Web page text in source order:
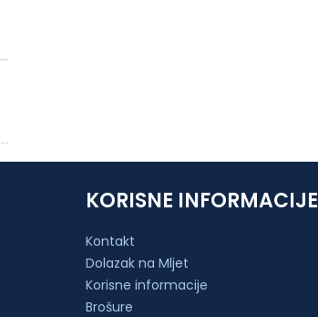
KORISNE INFORMACIJE
Kontakt
Dolazak na Mljet
Korisne informacije
Brošure